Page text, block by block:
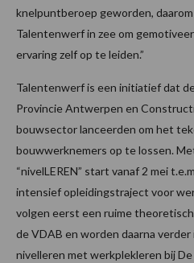
knelpuntberoep geworden,
Talentenwerf in zee om
ervaring zelf op te leiden.”
Talentenwerf is een initiatief dat
Provincie Antwerpen en
bouwsector lanceerden om het
bouwwerknemers op te lossen.
“nivelLEREN” start vanaf 2 mei
intensief opleidingstraject voor
volgen eerst een ruime
de VDAB en worden daarna
nivelleren met werkplekleren bij